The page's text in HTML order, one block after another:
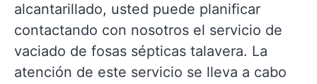
alcantarillado, usted puede planificar
contactando con nosotros el servicio de
vaciado de fosas sépticas talavera. La
atención de este servicio se lleva a cabo